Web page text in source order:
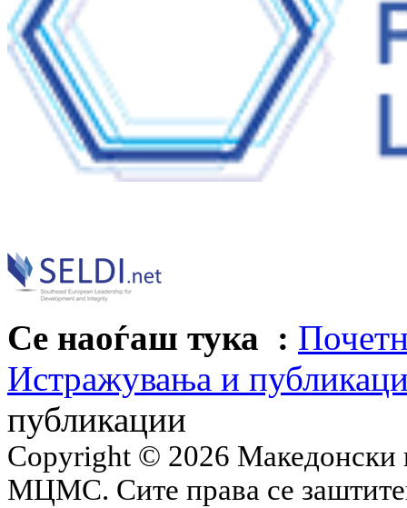
Се наоѓаш тука :
Истражувања и
публикации
Copyright © 2026 Македонски
МЦМС. Сите права се